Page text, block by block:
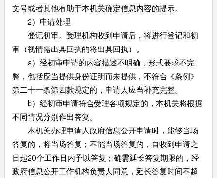
文号或者其他有助于本机关确定信息内容的提示。
2）申请处理
登记初审。受理机构收到申请后，将进行登记和初
审（视情需出具回执的将出具回执）。
a）经初审申请的内容描述不明确，形式要求不完
整，包括应当提供身份证明而未提供，不符合《条例》
第二十一条第四款规定的，申请人应当补充完整。
b）经初审申请符合受理各项规定的，本机关将根据
不同情况分别作出答复。
本机关办理申请人政府信息公开申请时，能够当场
答复的，将当场答复；不能当场答复的，自收到申请之
日起20个工作日内予以答复；确需延长答复期限的，经
政府信息公开工作机构负责人同意，延长答复时间不超